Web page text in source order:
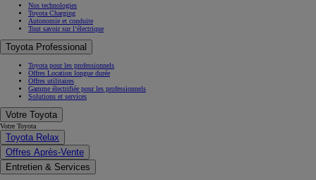
Nos technologies
Toyota Charging
Autonomie et conduite
Tout savoir sur l’électrique
Toyota Professional
Toyota pour les professionnels
Offres Location longue durée
Offres utilitaires
Gamme électrifiée pour les professionnels
Solutions et services
Votre Toyota
Votre Toyota
Toyota Relax
Offres Après-Vente
Entretien & Services